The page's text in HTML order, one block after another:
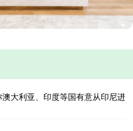
大利亚、印度等国有意从印尼进